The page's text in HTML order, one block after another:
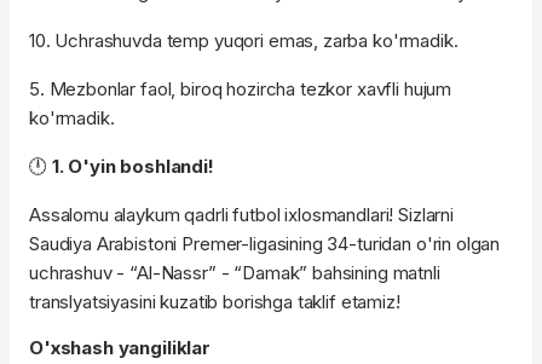
10. Uchrashuvda temp yuqori emas, zarba ko'rmadik.
5. Mezbonlar faol, biroq hozircha tezkor xavfli hujum
ko'rmadik.
🕛 1. O'yin boshlandi!
Assalomu alaykum qadrli futbol ixlosmandlari! Sizlarni
Saudiya Arabistoni Premer-ligasining 34-turidan o'rin olgan
uchrashuv - “Al-Nassr” - “Damak” bahsining matnli
translyatsiyasini kuzatib borishga taklif etamiz!
O'xshash yangiliklar